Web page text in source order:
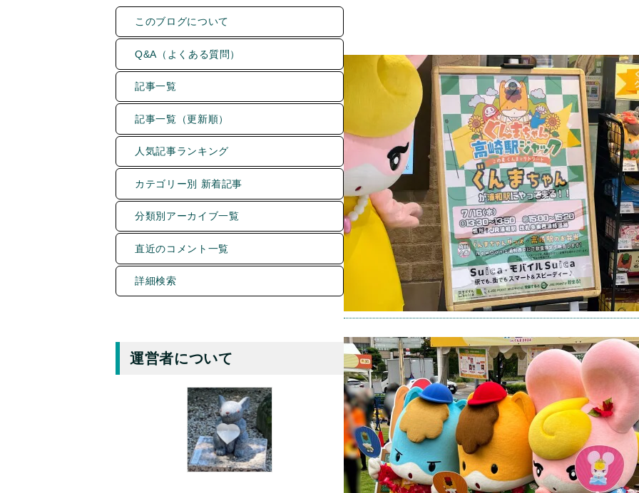
【ゆ
る！
まち
キャ
タグ：
2025
【ゆ
ぐん
日）
キャ
タグ：
2025年
このブログについて
Q&A（よくある質問）
記事一覧
記事一覧（更新順）
人気記事ランキング
カテゴリー別 新着記事
分類別アーカイブ一覧
直近のコメント一覧
詳細検索
運営者について